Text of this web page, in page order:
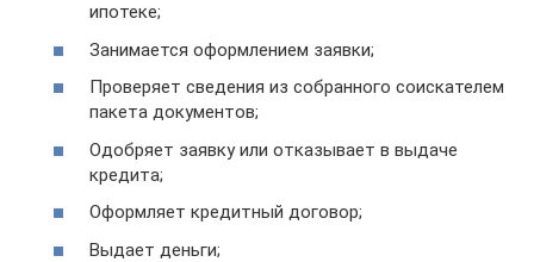
ипотеке;
Занимается оформлением заявки;
Проверяет сведения из собранного соискателем
пакета документов;
Одобряет заявку или отказывает в выдаче
кредита;
Оформляет кредитный договор;
Выдает деньги;